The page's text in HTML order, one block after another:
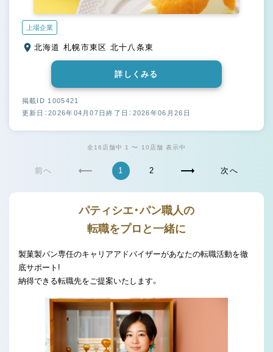
上場企業
北海道 札幌市東区 北十八条東
詳しくみる
掲載ID 1005421
更新日：2026年04月07日終了日：2026年06月26日
全16店舗中 1 〜 10店舗 表示中
前へ 1 2 次へ
パティシエ・パン職人の
転職をプロと一緒に
製菓製パン専任のキャリアアドバイザーがあなたの転職活動を徹
底サポート!
納得できる転職先をご提案いたします。